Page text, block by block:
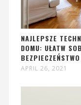
NAJLEPSZE
DOMU: UŁATW
BEZPIECZEŃSTWO
APRIL 26, 2021